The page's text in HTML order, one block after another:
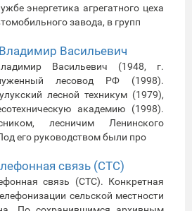
энергетика агрегатного цеха
завода, в групп
Васильевич
Васильевич (1948, г.
лесовод РФ (1998).
лесной техникум (1979),
академию (1998).
лесничим Ленинского
его руководством были про
связь (СТС)
связь (СТС). Конкретная
сельской местности